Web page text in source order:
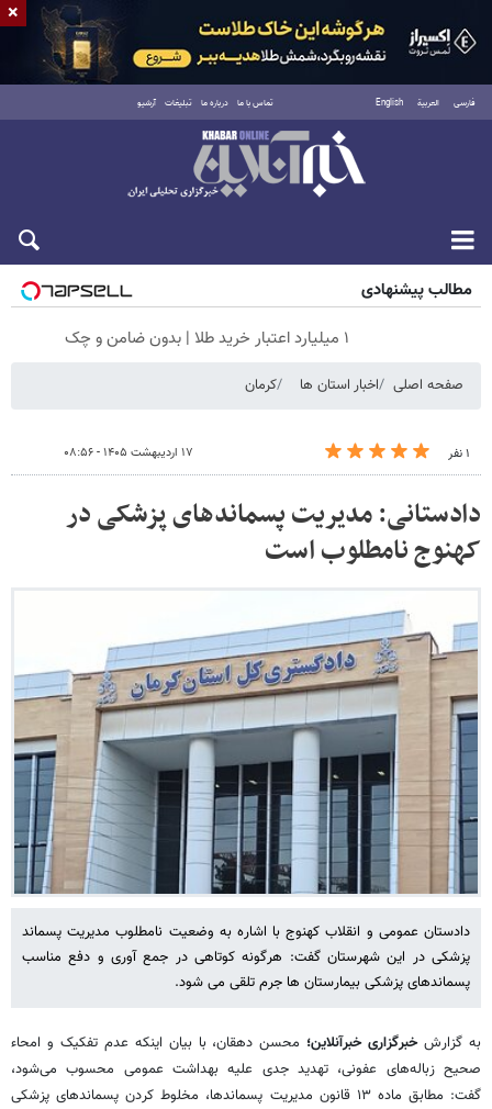
فارسی العربية English تماس با ما درباره ما تبلیغات آرشیو
پنجشنبه ۱۵ مرداد ۱۴۰۵
مطالب پیشنهادی
۱ میلیارد اعتبار خرید طلا | بدون ضامن و چک
صفحه اصلی اخبار استان ها کرمان
۱ نفر ۱۷ اردیبهشت ۱۴۰۵ - ۰۸:۵۶
دادستانی: مدیریت پسماندهای پزشکی در
کهنوج نامطلوب است
دادستان عمومی و انقلاب کهنوج با اشاره به وضعیت نامطلوب مدیریت پسماند
پزشکی در این شهرستان گفت: هرگونه کوتاهی در جمع آوری و دفع مناسب
پسماندهای پزشکی بیمارستان ها جرم تلقی می شود.
به گزارشخبرگزاری خبرآنلاین؛ محسن دهقان، با بیان اینکه عدم تفکیک و امحاء
صحیح زباله‌های عفونی، تهدید جدی علیه بهداشت عمومی محسوب می‌شود،
گفت: مطابق ماده ۱۳ قانون مدیریت پسماندها، مخلوط کردن پسماندهای پزشکی
×